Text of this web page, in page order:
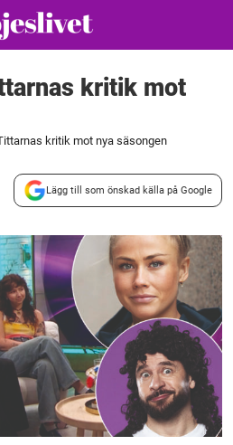
kritik mot
kritik mot nya säsongen
Lägg till som önskad källa på Google